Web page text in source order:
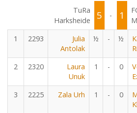
TuRa
Harksheide
5 - 1
1
2293
Julia
Antolak
½ - ½
2 2320
Laura
Unuk
1 - 0
3 2225 Zala Urh 1 - 0